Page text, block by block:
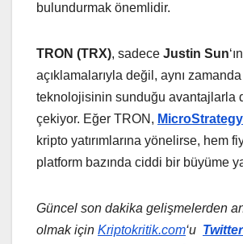
bulundurmak önemlidir.
TRON (TRX), sadece Justin Sun‘ın
açıklamalarıyla değil, aynı
teknolojisinin sunduğu avantajlarla
çekiyor. Eğer TRON, MicroStrategy
kripto yatırımlarına yönelirse, hem
platform bazında ciddi bir büyüme
Güncel son dakika gelişmelerden
olmak için Kriptokritik.com‘u Twitter